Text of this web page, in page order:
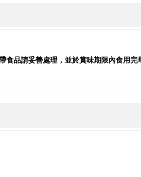
食品請妥善處理，並於賞味期限內食用完